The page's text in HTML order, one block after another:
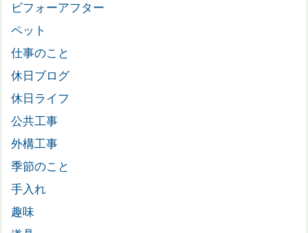
ビフォーアフター
ペット
仕事のこと
休日ブログ
休日ライフ
公共工事
外構工事
季節のこと
手入れ
趣味